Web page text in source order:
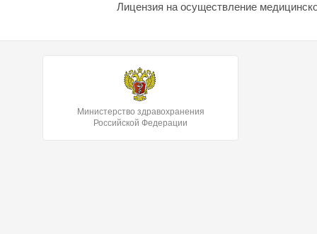
Лицензия на осуществление
Министерство здравохранения
Российской Федерации